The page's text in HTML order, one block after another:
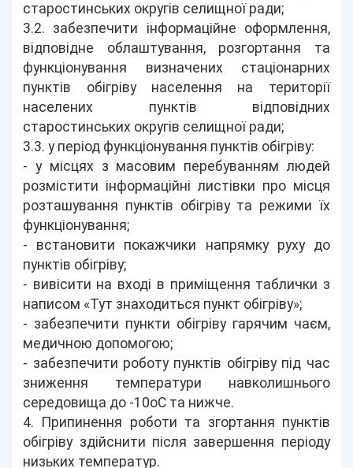
старостинських округів селищної ради;
3.2. забезпечити інформаційне оформлення,
відповідне облаштування, розгортання та
функціонування визначених стаціонарних
пунктів обігріву населення на території
населених пунктів відповідних
старостинських округів селищної ради;
3.3. у період функціонування пунктів обігріву:
- у місцях з масовим перебуванням людей
розмістити інформаційні листівки про місця
розташування пунктів обігріву та режими їх
функціонування;
- встановити покажчики напрямку руху до
пунктів обігріву;
- вивісити на вході в приміщення таблички з
написом «Тут знаходиться пункт обігріву»;
- забезпечити пункти обігріву гарячим чаєм,
медичною допомогою;
- забезпечити роботу пунктів обігріву під час
зниження температури навколишнього
середовища до -10оС та нижче.
4. Припинення роботи та згортання пунктів
обігріву здійснити після завершення періоду
низьких температур.